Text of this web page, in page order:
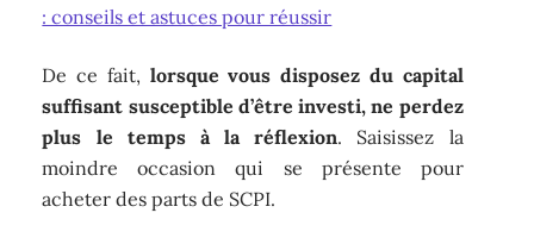
: conseils et astuces pour réussir
De ce fait, lorsque vous disposez du capital
suffisant susceptible d’être investi, ne perdez
plus le temps à la réflexion. Saisissez la
moindre occasion qui se présente pour
acheter des parts de SCPI.